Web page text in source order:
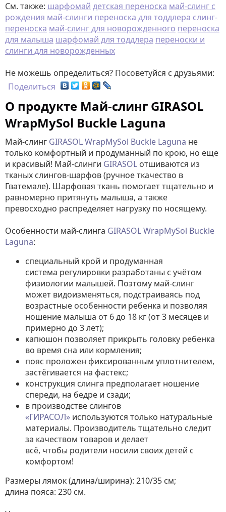
См. также: шарфомай детская переноска май-слинг с
рождения май-слинги переноска для тоддлера слинг-
переноска май-слинг для новорожденного переноска
для малыша шарфомай для тоддлера переноски и
слинги для новорожденных
Не можешь определиться? Посоветуйся с друзьями:
Поделиться
О продукте Май-слинг GIRASOL
WrapMySol Buckle Laguna
Май-слинг GIRASOL WrapMySol Buckle Laguna не
только комфортный и продуманный по крою, но еще
и красивый! Май-слинги GIRASOL отшиваются из
тканых слингов-шарфов (ручное ткачество в
Гватемале). Шарфовая ткань помогает тщательно и
равномерно притянуть малыша, а также
превосходно распределяет нагрузку по носящему.
Особенности май-слинга GIRASOL WrapMySol Buckle
Laguna:
специальный крой и продуманная
система регулировки разработаны с учётом
физиологии малышей. Поэтому май-слинг
может видоизменяться, подстраиваясь под
возрастные особенности ребенка и позволяя
ношение малыша от 6 до 18 кг (от 3 месяцев и
примерно до 3 лет);
капюшон позволяет прикрыть головку ребенка
во время сна или кормления;
пояс проложен фиксированным уплотнителем,
застёгивается на фастекс;
конструкция слинга предполагает ношение
спереди, на бедре и сзади;
в производстве слингов
«ГИРАСОЛ» используются только натуральные
материалы. Производитель тщательно следит
за качеством товаров и делает
всё, чтобы родители носили своих детей с
комфортом!
Размеры лямок (длина/ширина): 210/35 см;
длина пояса: 230 см.